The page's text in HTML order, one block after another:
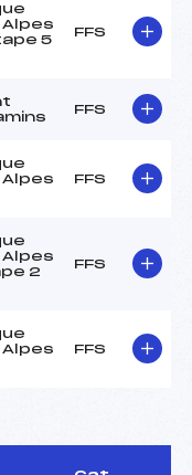
Alpes
5
FFS
FFS
Alpes
FFS
Alpes
2
FFS
Alpes
FFS